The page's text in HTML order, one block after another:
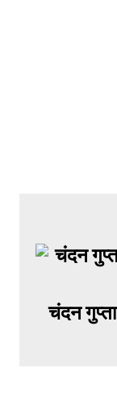
चंदन